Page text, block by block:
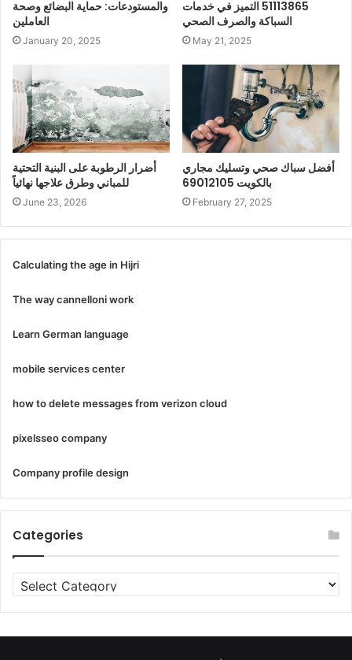
والمستودعات: حماية البضائع وصحة
العاملين
January 20, 2025
51113865 التميز في خدمات
السباكة والصرف الصحي
May 21, 2025
أضرار الرطوبة على البنية التحتية
للمباني وطرق علاجها نهائياً
June 23, 2026
أفضل سباك صحي وتسليك مجاري
بالكويت 69012105
February 27, 2025
Calculating the age in Hijri
The way cannelloni work
Learn German language
mobile services center
how to delete messages from verizon cloud
pixelsseo company
Company profile design
Categories
Categories